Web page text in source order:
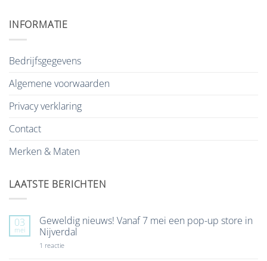
INFORMATIE
Bedrijfsgegevens
Algemene voorwaarden
Privacy verklaring
Contact
Merken & Maten
LAATSTE BERICHTEN
03
mei
Geweldig nieuws! Vanaf 7 mei een pop-up store in
Nijverdal
1 reactieop